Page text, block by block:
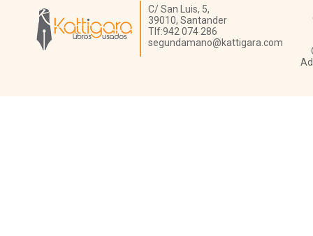
Librería Kattigara
C/ San Luis, 5,
39010, Santander
Tlf:942 074 286
segundamano@kattigara.com